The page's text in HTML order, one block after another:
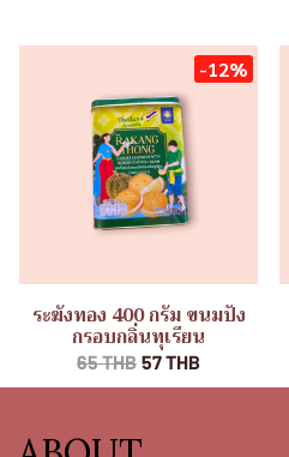
-12%
ระฆังทอง 400 กรัม ขนมปัง
กรอบกลิ่นทุเรียน
65 THB 57 THB